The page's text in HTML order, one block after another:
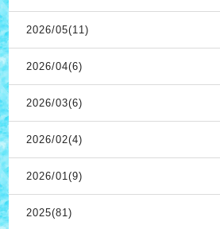
2026/05(11)
2026/04(6)
2026/03(6)
2026/02(4)
2026/01(9)
2025(81)